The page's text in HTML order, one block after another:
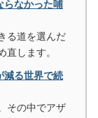
らなかった哺
る道を選んだ
します。
減る世界で続
その中でアザ